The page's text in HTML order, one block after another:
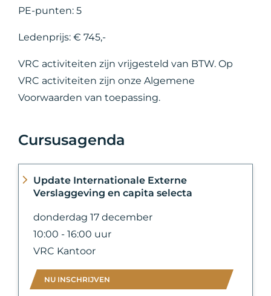
PE-punten: 5
Ledenprijs: € 745,-
VRC activiteiten zijn vrijgesteld van BTW. Op
VRC activiteiten zijn onze Algemene
Voorwaarden van toepassing.
Cursusagenda
Update Internationale Externe
Verslaggeving en capita selecta
donderdag 17 december
10:00 - 16:00 uur
VRC Kantoor
NU INSCHRIJVEN